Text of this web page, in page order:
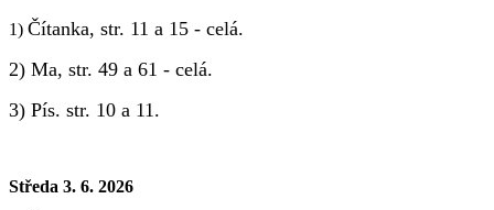
1) Čítanka, str. 11 a 15 - celá.
2) Ma, str. 49 a 61 - celá.
3) Pís. str. 10 a 11.
Středa 3. 6. 2026